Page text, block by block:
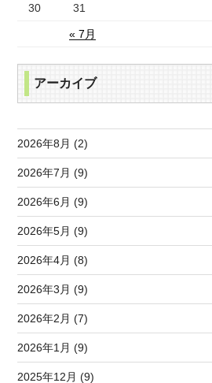
« 7月
30 31
アーカイブ
2026年8月 (2)
2026年7月 (9)
2026年6月 (9)
2026年5月 (9)
2026年4月 (8)
2026年3月 (9)
2026年2月 (7)
2026年1月 (9)
2025年12月 (9)